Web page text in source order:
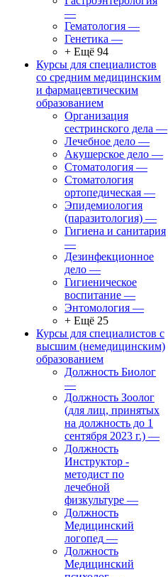
—
Гематология —
Генетика —
+ Ещё 94
Курсы для специалистов
со средним медицинским
и фармацевтическим
образованием
Организация
сестринского дела —
Лечебное дело —
Акушерское дело —
Стоматология —
Стоматология
ортопедическая —
Эпидемиология
(паразитология) —
Гигиена и санитария
—
Дезинфекционное
дело —
Гигиеническое
воспитание —
Энтомология —
+ Ещё 25
Курсы для специалистов с
высшим (немедицинским)
образованием
Должность Биолог
—
Должность Зоолог
(для лиц, принятых
на должность до 1
сентября 2023 г.) —
Должность
Инструктор -
методист по
лечебной
физкультуре —
Должность
Медицинский
логопед —
Должность
Медицинский